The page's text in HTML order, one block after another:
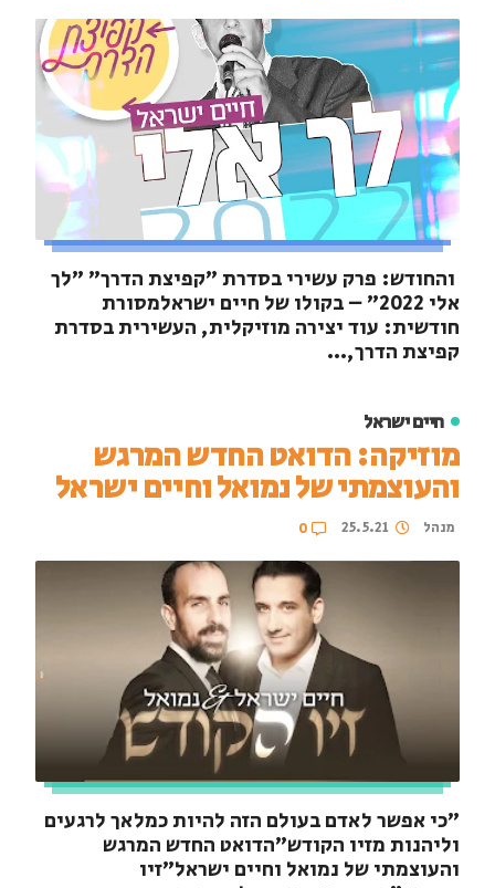
והחודש: פרק עשירי בסדרת "קפיצת הדרך" "לך
אלי 2022" – בקולו של חיים ישראלמסורת
חודשית: עוד יצירה מוזיקלית, העשירית בסדרת
קפיצת הדרך,...
חיים ישראל
מוזיקה: הדואט החדש המרגש
והעוצמתי של נמואל וחיים ישראל
מנהל 25.5.21
0
"כי אפשר לאדם בעולם הזה להיות כמלאך לרגעים
וליהנות מזיו הקודש"הדואט החדש המרגש
והעוצמתי של נמואל וחיים ישראל"זיו